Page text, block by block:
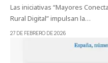
Las iniciativas “Mayores
Rural Digital” impulsan la…
27 DE FEBRERO DE 2026